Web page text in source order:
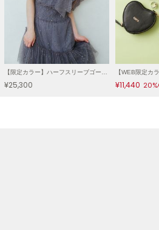
【限定カラー】ハーフスリーブゴールドラメチュールドレス【限定サイズ】
¥25,300 ¥11,440